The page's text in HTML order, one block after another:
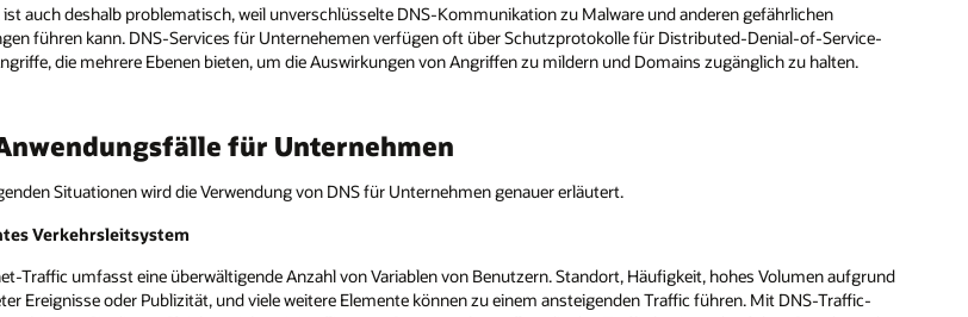
ist auch deshalb problematisch, weil unverschlüsselte DNS-Kommunikation zu Malware und anderen gefährlichen
führen kann. DNS-Services für Unternehemen verfügen oft über Schutzprotokolle für Distributed-Denial-of-Service-
die mehrere Ebenen bieten, um die Auswirkungen von Angriffen zu mildern und Domains zugänglich zu halten.
für Unternehmen
Situationen wird die Verwendung von DNS für Unternehmen genauer erläutert.
Verkehrsleitsystem
Traffic umfasst eine überwältigende Anzahl von Variablen von Benutzern. Standort, Häufigkeit, hohes Volumen aufgrund
Ereignisse oder Publizität, und viele weitere Elemente können zu einem ansteigenden Traffic führen. Mit DNS-Traffic-